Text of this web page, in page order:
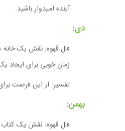
آینده امیدوار باشید.
دی:
فال قهوه: نقش یک خانه
زمان خوبی برای ایجاد
تفسیر: از این فرصت برای
بهمن:
فال قهوه: نقش یک کتاب